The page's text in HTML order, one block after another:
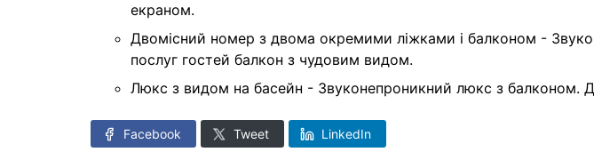
екраном.
Двомісний номер з двома окремими ліжками і балконом -
послуг гостей балкон з чудовим видом.
Люкс з видом на басейн - Звуконепроникний люкс з балконом.
Facebook Tweet LinkedIn